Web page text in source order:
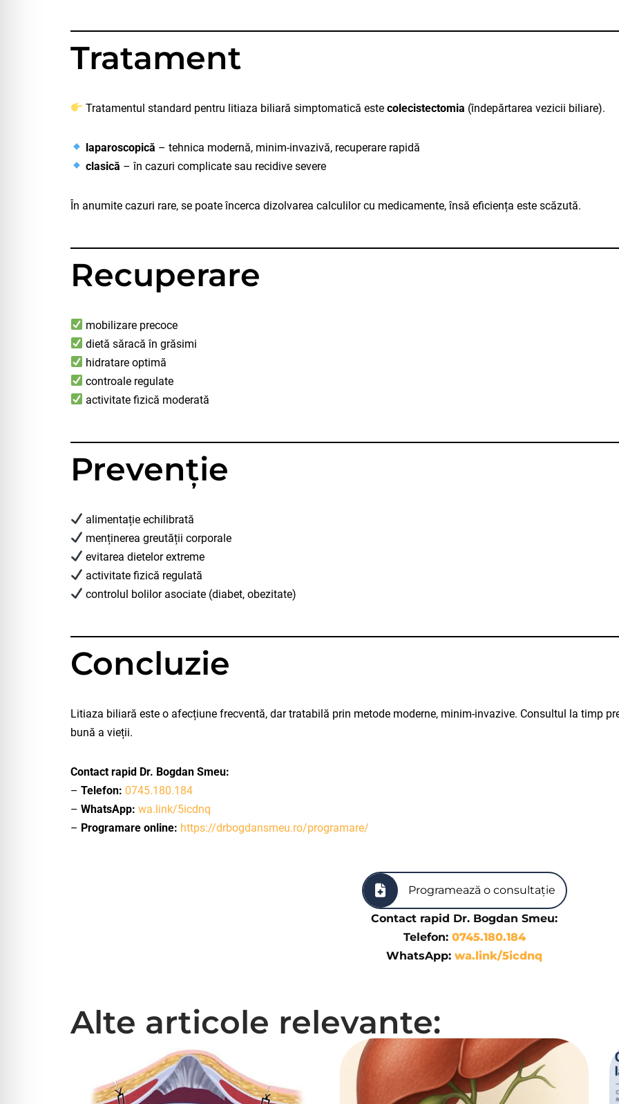
Tratament
Tratamentul standard pentru litiaza biliară simptomatică estecolecistectomia (îndepărtarea vezicii biliare).
laparoscopică – tehnica modernă, minim-invazivă, recuperare rapidă
clasică – în cazuri complicate sau recidive severe
În anumite cazuri rare, se poate încerca dizolvarea calculilor cu medicamente, însă eficiența este scăzută.
Recuperare
mobilizare precoce
dietă săracă în grăsimi
hidratare optimă
controale regulate
activitate fizică moderată
Prevenție
alimentație echilibrată
menținerea greutății corporale
evitarea dietelor extreme
activitate fizică regulată
controlul bolilor asociate (diabet, obezitate)
Concluzie
Litiaza biliară este o afecțiune frecventă, dar tratabilă prin metode moderne, minim-invazive. Consultul la timp
bună a vieții.
Contact rapid Dr. Bogdan Smeu:
– Telefon: 0745.180.184
– WhatsApp: wa.link/5icdnq
– Programare online: https://drbogdansmeu.ro/programare/
Programează o consultație
Contact rapid Dr. Bogdan Smeu:
Telefon: 0745.180.184
WhatsApp: wa.link/5icdnq
Alte articole relevante: